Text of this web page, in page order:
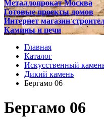
Металлопрокат Москва
Готовые проекты домов
Интернет магазин
Камины и печи
Главная
Каталог
Искусственный
Дикий камень
Бергамо 06
Бергамо 06